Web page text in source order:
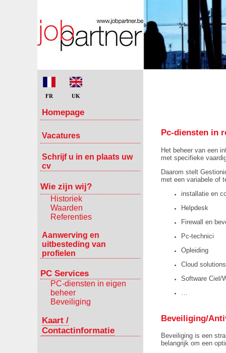
FR UK
Homepage
Vacatures
Schrijf u in en plaats uw
cv
Wie zijn wij?
Historiek
Waarden
Referenties
Aanwerving en
uitbesteding van
profielen
PC Services
PC-diensten in eigen
beheer
Beveiliging
Kaart /
Contactinformatie
Pc-diensten in
Het beheer van een
met specifieke
Daarom stelt
met een variabele of
installatie en
Helpdesk
Firewall en
Pc-technici
Opleiding
Cloud solutions
Software Ciel/
…
Beveiliging/
Beveiliging is een
belangrijk om een